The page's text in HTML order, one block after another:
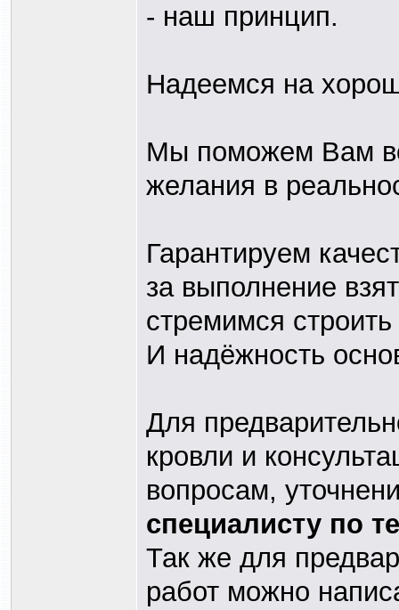
- наш принцип.
Надеемся на
Мы поможем Вам
желания в
Гарантируем
за выполнение
стремимся
И надёжность
Для
кровли и
вопросам,
специалисту по
Так же для
работ можно